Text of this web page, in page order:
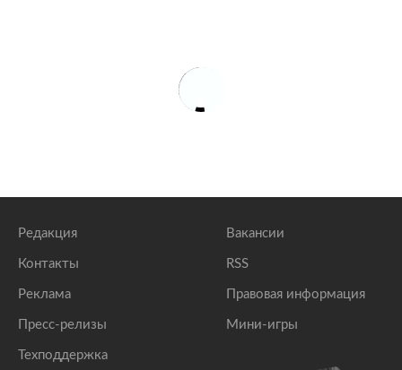
Редакция
Контакты
Реклама
Пресс-релизы
Техподдержка
Вакансии
RSS
Правовая информация
Мини-игры